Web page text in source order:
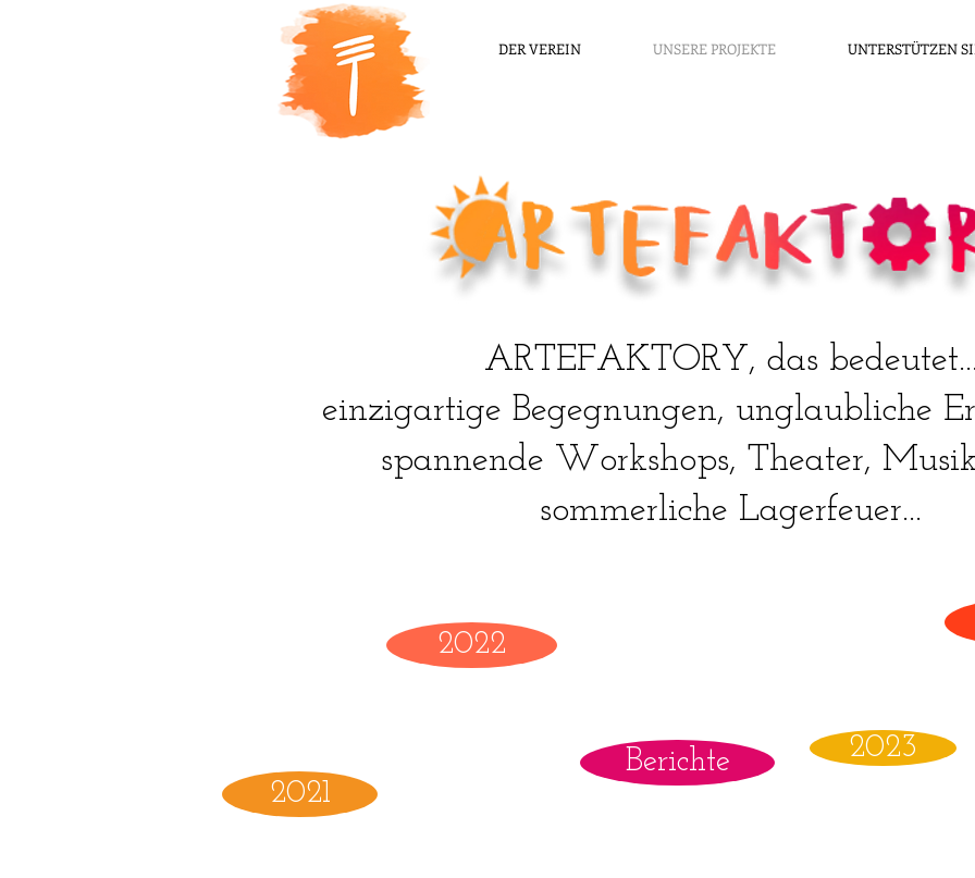
DER VEREIN UNSERE PROJEKTE UNTERSTÜTZEN
ARTEFAKTORY, das
einzigartige Begegnungen, unglaubliche
spannende Workshops, Theater,
sommerliche Lagerfeuer...
2021
2022
Berichte 2023